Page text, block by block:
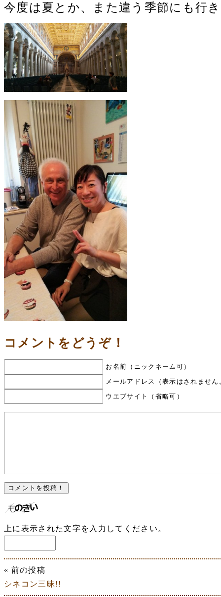
今度は夏とか、また違う季節にも行
コメントをどうぞ！
お名前（ニックネーム可）
メールアドレス（表示はされませ
ウエブサイト（省略可）
上に表示された文字を入力してください。
« 前の投稿
シネコン三昧!!